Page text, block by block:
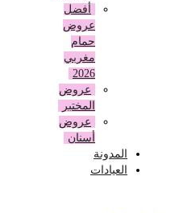
أفضل
عروض
حمام
مغربي
عروض
المختبر
عروض
أسنان
المدونة
العيادات